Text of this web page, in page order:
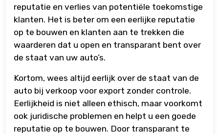
reputatie en verlies van potentiële toekomstige
klanten. Het is beter om een eerlijke reputatie
op te bouwen en klanten aan te trekken die
waarderen dat u open en transparant bent over
de staat van uw auto’s.
Kortom, wees altijd eerlijk over de staat van de
auto bij verkoop voor export zonder controle.
Eerlijkheid is niet alleen ethisch, maar voorkomt
ook juridische problemen en helpt u een goede
reputatie op te bouwen. Door transparant te